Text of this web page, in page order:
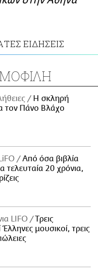
ΕΙΔΗΣΕΙΣ
H σκληρή
τον Πάνο Βλάχο
Από όσα βιβλία
τελευταία 20 χρόνια,
LIFO
Tρεις
Έλληνες μουσικοί, τρεις